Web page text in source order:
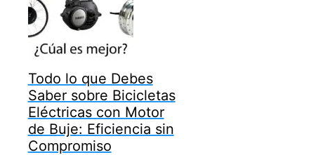
Todo lo que Debes
Saber sobre Bicicletas
Eléctricas con Motor
de Buje: Eficiencia sin
Compromiso